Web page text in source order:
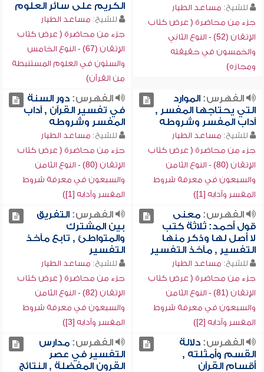
للشيخ: مساعد الطيار
جزء من محاضرة ( عرض كتاب
الإتقان (52) - النوع الثاني
والخمسون في حقيقته
ومجازه)
الكريم على سائر العلوم
للشيخ: مساعد الطيار
جزء من محاضرة ( عرض كتاب
الإتقان (67) - النوع الخامس
والستون في العلوم المستنبطة
من القرآن)
الفهرس:الموارد
التي يحتاجها المفسر ,
آداب المفسر وشروطه
للشيخ: مساعد الطيار
جزء من محاضرة ( عرض كتاب
الإتقان (80) - النوع الثامن
والسبعون في معرفة شروط
المفسر وآدابه [1])
الفهرس:دور السنة
في تفسير القرآن , آداب
المفسر وشروطه
للشيخ: مساعد الطيار
جزء من محاضرة ( عرض كتاب
الإتقان (80) - النوع الثامن
والسبعون في معرفة شروط
المفسر وآدابه [1])
الفهرس:معنى
قول أحمد: ثلاثة كتب
لا أصل لها وذكر منها
التفسير , مآخذ التفسير
للشيخ: مساعد الطيار
جزء من محاضرة ( عرض كتاب
الإتقان (81) - النوع الثامن
والسبعون في معرفة شروط
المفسر وآدابه [2])
الفهرس:التفريق
بين المشترك
والمتواطئ , تابع مآخذ
التفسير
للشيخ: مساعد الطيار
جزء من محاضرة ( عرض كتاب
الإتقان (82) - النوع الثامن
والسبعون في معرفة شروط
المفسر وآدابه [3])
الفهرس:دلالة
القسم وأمثلته ,
أقسام القرآن
الفهرس:مدارس
التفسير في عصر
القرون المفضلة , النتائج